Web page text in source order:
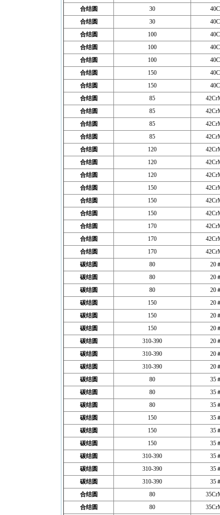
合结圆
30
合结圆
30
合结圆
100
合结圆
100
合结圆
100
合结圆
150
合结圆
150
合结圆
85
合结圆
85
合结圆
85
合结圆
85
合结圆
120
合结圆
120
合结圆
120
合结圆
150
合结圆
150
合结圆
150
合结圆
170
合结圆
170
合结圆
170
碳结圆
80
20
碳结圆
80
20
碳结圆
80
20
碳结圆
150
20
碳结圆
150
20
碳结圆
150
20
碳结圆
310-390
20
碳结圆
310-390
20
碳结圆
310-390
20
碳结圆
80
35
碳结圆
80
35
碳结圆
80
35
碳结圆
150
35
碳结圆
150
35
碳结圆
150
35
碳结圆
310-390
35
碳结圆
310-390
35
碳结圆
310-390
35
合结圆
80
合结圆
80